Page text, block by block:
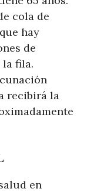
cola de
hay
de
la fila.
recibirá la
en